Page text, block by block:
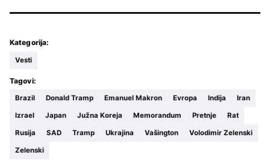
Kategorija:
Vesti
Tagovi:
Brazil Donald Tramp Emanuel Makron Evropa Indija Iran
Izrael Japan Južna Koreja Memorandum Pretnje Rat
Rusija SAD Tramp Ukrajina Vašington Volodimir Zelenski
Zelenski